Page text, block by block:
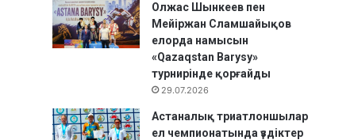
Олжас Шынкеев пен
Мейіржан Сламшайықов
елорда намысын
«Qazaqstan Barysy»
турнирінде қорғайды
29.07.2026
Астаналық триатлоншылар
ел чемпионатында үздіктер